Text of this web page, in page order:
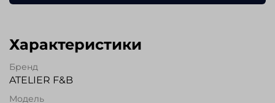
Характеристики
Бренд
ATELIER F&B
Модель